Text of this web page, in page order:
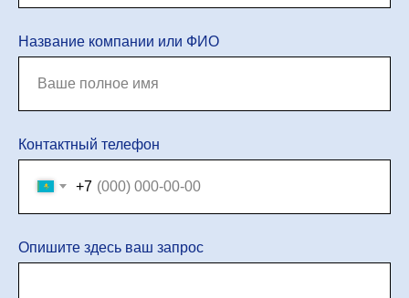
Название компании или ФИО
Контактный телефон
+7
Опишите здесь ваш запрос